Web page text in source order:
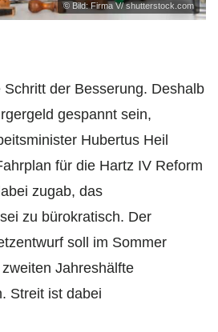
© Bild: Firma V/ shutterstock.com
der Besserung. Deshalb
gespannt sein,
Hubertus Heil
für die Hartz IV Reform
zugab, das
zu bürokratisch. Der
soll im Sommer
Jahreshälfte
Streit ist dabei